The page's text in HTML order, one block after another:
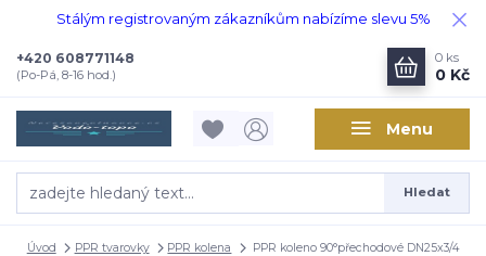
Stálým registrovaným zákazníkům nabízíme slevu 5%
Menu
Hledat
+420 608771148
(Po-Pá, 8-16 hod.)
0 ks
0 Kč
Úvod PPR tvarovky PPR kolena
PPR koleno 90°přechodové DN25x3/4